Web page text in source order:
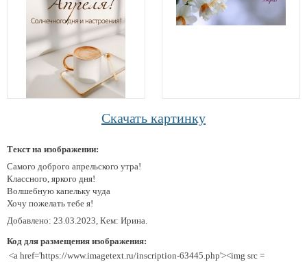
Скачать картинку
Текст на изображении:
Самого доброго апрельского утра!
Классного, яркого дня!
Волшебную капельку чуда
Хочу пожелать тебе я!
Добавлено: 23.03.2023, Кем: Ирина.
Код для размещения изображения:
<a href='https://www.imagetext.ru/inscription-63445.php'><img src =